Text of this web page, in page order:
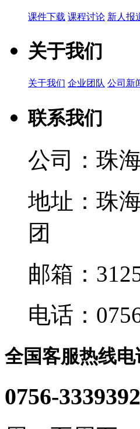
课件下载 课程讨论 新人报
关于我们
关于我们 企业团队 公司新
联系我们
公司：珠
地址：珠
团
邮箱：
电话：
全国客服热线电
0756-3339392